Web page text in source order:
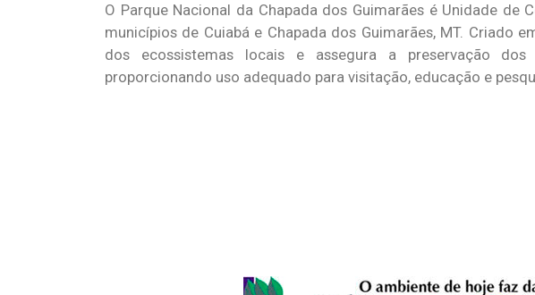
O Parque Nacional da Chapada dos Guimarães é Unidade
municípios de Cuiabá e Chapada dos Guimarães, MT. Criado
dos ecossistemas locais e assegura a preservação
proporcionando uso adequado para visitação, educação e